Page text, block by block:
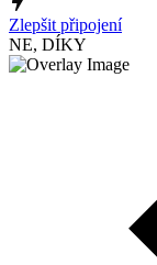
Zlepšit připojení
NE, DÍKY